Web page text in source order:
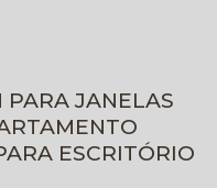
PARA JANELAS
ESCRITÓRIO